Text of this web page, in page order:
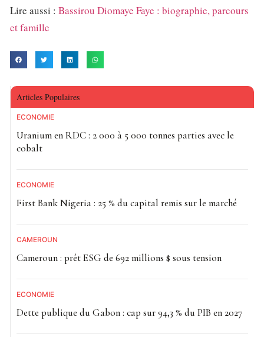
Lire aussi : Bassirou Diomaye Faye : biographie, parcours
et famille
Articles Populaires
ECONOMIE
Uranium en RDC : 2 000 à 5 000 tonnes parties avec le
cobalt
ECONOMIE
First Bank Nigeria : 25 % du capital remis sur le marché
CAMEROUN
Cameroun : prêt ESG de 692 millions $ sous tension
ECONOMIE
Dette publique du Gabon : cap sur 94,3 % du PIB en 2027